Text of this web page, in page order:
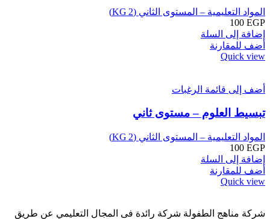
المواد التعليمية – المستوى الثاني (KG 2)
100 EGP
إضافة إلى السلة
أضف للمقارنة
Quick view
أضف إلى قائمة الرغبات
تبسيط العلوم – مستوى ثاني
المواد التعليمية – المستوى الثاني (KG 2)
100 EGP
إضافة إلى السلة
أضف للمقارنة
Quick view
شركة مناهج الطفولة شركة رائدة فى المجال التعليمي عن طريق